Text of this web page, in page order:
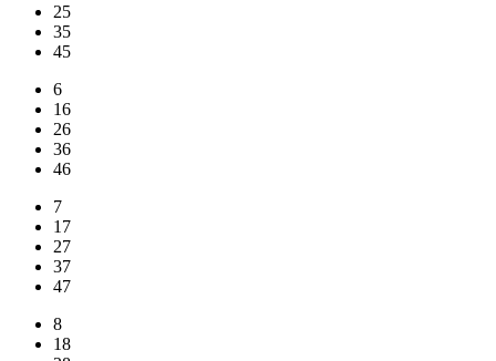
25
35
45
6
16
26
36
46
7
17
27
37
47
8
18